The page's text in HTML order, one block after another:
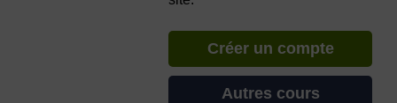
Créer un compte
Autres cours